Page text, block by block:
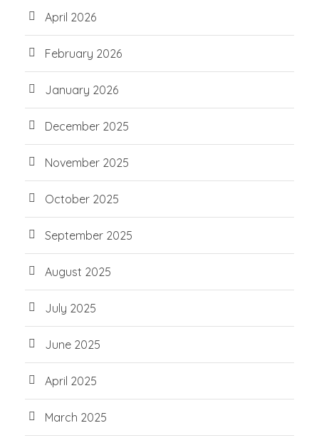
April 2026
February 2026
January 2026
December 2025
November 2025
October 2025
September 2025
August 2025
July 2025
June 2025
April 2025
March 2025